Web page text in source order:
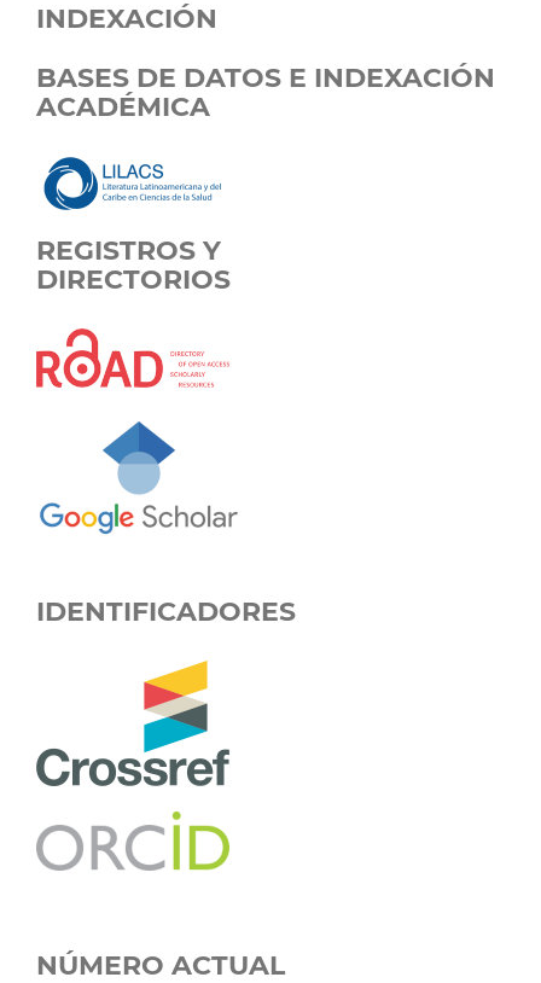
INDEXACIÓN
BASES DE DATOS E INDEXACIÓN
ACADÉMICA
REGISTROS Y
DIRECTORIOS
IDENTIFICADORES
NÚMERO ACTUAL